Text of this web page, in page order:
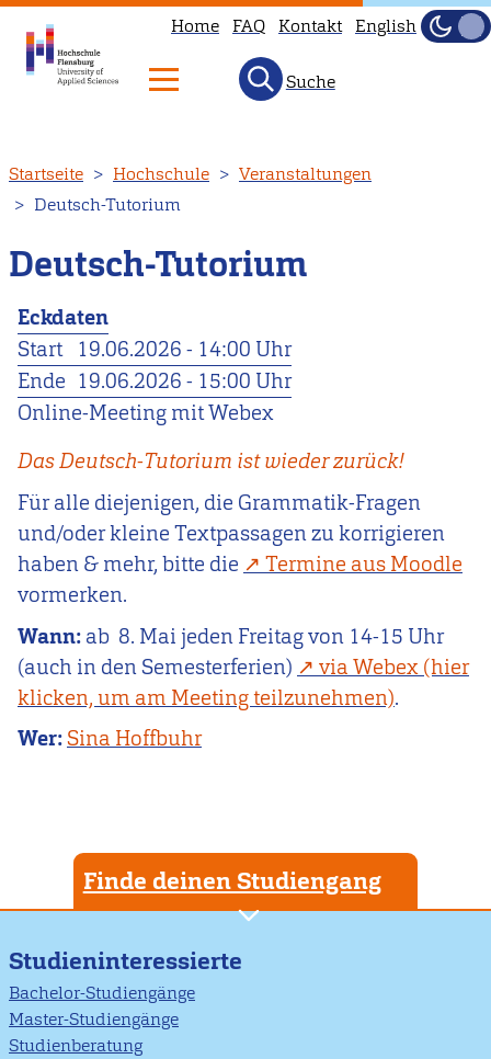
zum
Inhalt
Home FAQ Kontakt English
Hell
Suche
Startseite Hochschule
Veranstaltungen
Deutsch-Tutorium
Deutsch-Tutorium
Eckdaten
Start 19.06.2026 - 14:00 Uhr
Ende 19.06.2026 - 15:00 Uhr
Online-Meeting mit Webex
Das Deutsch-Tutorium ist wieder zurück!
Für alle diejenigen, die Grammatik-Fragen
und/oder kleine Textpassagen zu korrigieren
haben & mehr, bitte die
Termine aus Moodle
vormerken.
Wann: ab 8. Mai jeden Freitag von 14-15 Uhr
(auch in den Semesterferien)
via Webex (hier
klicken, um am Meeting teilzunehmen).
Wer:Sina Hoffbuhr
Finde deinen Studiengang
Studieninteressierte
Bachelor-Studiengänge
Master-Studiengänge
Studienberatung